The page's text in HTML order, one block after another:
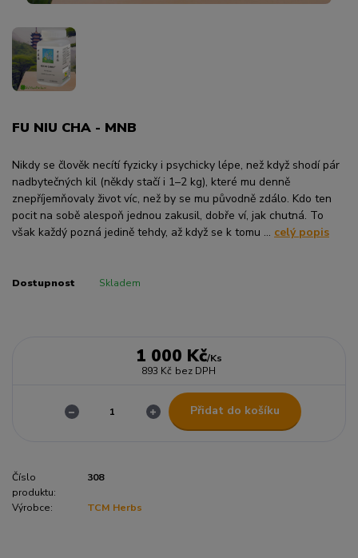
FU NIU CHA - MNB
Nikdy se člověk necítí fyzicky i psychicky lépe, než když shodí pár
nadbytečných kil (někdy stačí i 1–2 kg), kte­ré mu denně
znepříjemňovaly život víc, než by se mu původně zdálo. Kdo ten
pocit na sobě alespoň jednou zakusil, dobře ví, jak chutná. To
však každý pozná jedině tehdy, až když se k tomu ... celý popis
Dostupnost Skladem
1 000 Kč/Ks
893 Kč bez DPH
Přidat do košíku
Číslo
produktu:
308
Výrobce: TCM Herbs